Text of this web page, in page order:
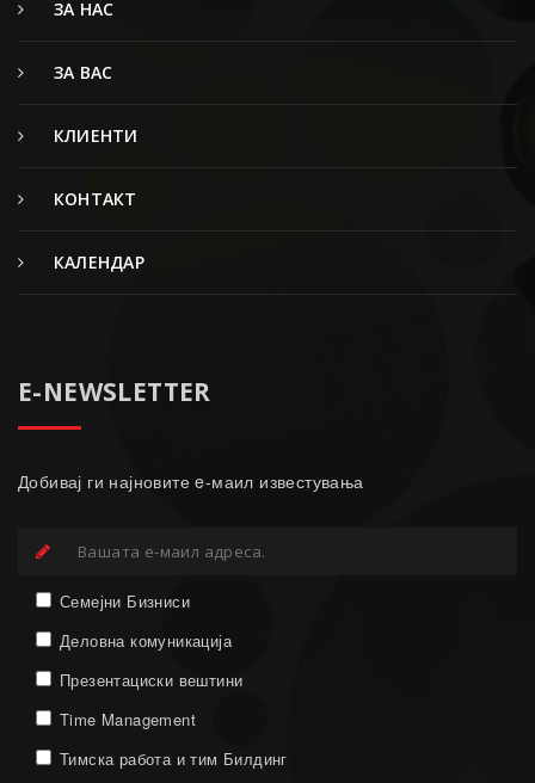
ЗА НАС
ЗА ВАС
КЛИЕНТИ
КОНТАКТ
КАЛЕНДАР
E-NEWSLETTER
Добивај ги најновите e-маил известувања
Семејни Бизниси
Деловна комуникација
Презентациски вештини
Time Management
Тимска работа и тим Билдинг